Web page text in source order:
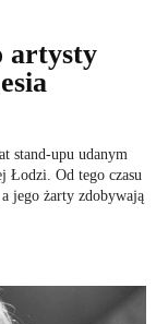
artysty
stand-upu udanym
Łodzi. Od tego czasu
jego żarty zdobywają